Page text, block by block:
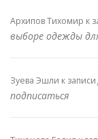
Архипов Тихомир к
выборе одежды
Зуева Эшли к записи
подписаться